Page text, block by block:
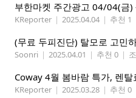
부한마켓 주간광고 04/04(금
KReporter | 2025.04.04 | 추천 1
(무료 두피진단) 탈모로 고민
Soonri | 2025.04.01 | 추천 0 |
Coway 4월 봄바람 특가, 렌탈
KReporter | 2025.03.28 | 추천 0